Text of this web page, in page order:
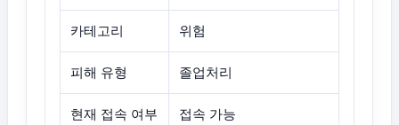
카테고리 위험
피해 유형 졸업처리
현재 접속 여부 접속 가능